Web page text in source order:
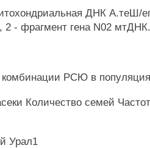
ДНК А.теШ/
- фрагмент гена N02
комбинации РСЮ в
Количество семей
Урал1